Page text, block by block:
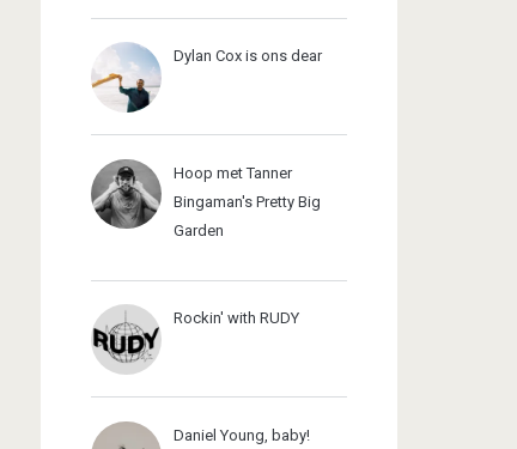
Dylan Cox is ons dear
Hoop met Tanner
Bingaman's Pretty Big
Garden
Rockin' with RUDY
Daniel Young, baby!